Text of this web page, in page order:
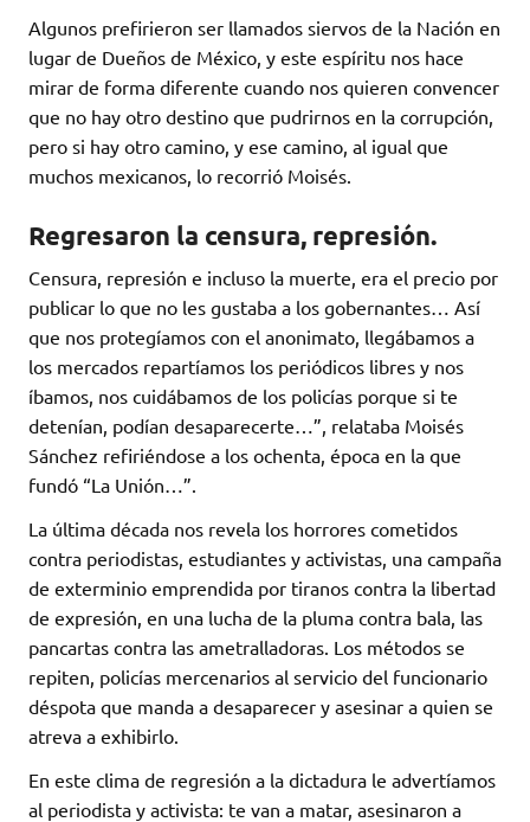
Algunos prefirieron ser llamados siervos de la Nación en
lugar de Dueños de México, y este espíritu nos hace
mirar de forma diferente cuando nos quieren convencer
que no hay otro destino que pudrirnos en la corrupción,
pero si hay otro camino, y ese camino, al igual que
muchos mexicanos, lo recorrió Moisés.
Regresaron la censura, represión.
Censura, represión e incluso la muerte, era el precio por
publicar lo que no les gustaba a los gobernantes… Así
que nos protegíamos con el anonimato, llegábamos a
los mercados repartíamos los periódicos libres y nos
íbamos, nos cuidábamos de los policías porque si te
detenían, podían desaparecerte…”, relataba Moisés
Sánchez refiriéndose a los ochenta, época en la que
fundó “La Unión…”.
La última década nos revela los horrores cometidos
contra periodistas, estudiantes y activistas, una campaña
de exterminio emprendida por tiranos contra la libertad
de expresión, en una lucha de la pluma contra bala, las
pancartas contra las ametralladoras. Los métodos se
repiten, policías mercenarios al servicio del funcionario
déspota que manda a desaparecer y asesinar a quien se
atreva a exhibirlo.
En este clima de regresión a la dictadura le advertíamos
al periodista y activista: te van a matar, asesinaron a